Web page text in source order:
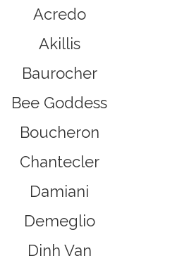
Acredo
Akillis
Baurocher
Bee Goddess
Boucheron
Chantecler
Damiani
Demeglio
Dinh Van